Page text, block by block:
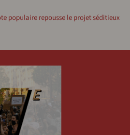
populaire repousse le projet séditieux